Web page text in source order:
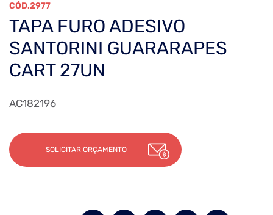
2977
TAPA FURO ADESIVO
SANTORINI GUARARAPES
CART 27UN
AC182196
SOLICITAR ORÇAMENTO